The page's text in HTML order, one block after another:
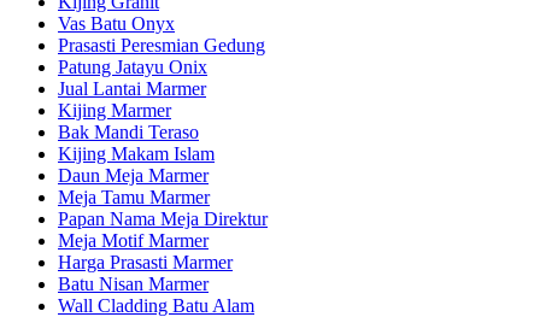
Vas Batu Onyx
Prasasti Peresmian Gedung
Patung Jatayu Onix
Jual Lantai Marmer
Kijing Marmer
Bak Mandi Teraso
Kijing Makam Islam
Daun Meja Marmer
Meja Tamu Marmer
Papan Nama Meja Direktur
Meja Motif Marmer
Harga Prasasti Marmer
Batu Nisan Marmer
Wall Cladding Batu Alam